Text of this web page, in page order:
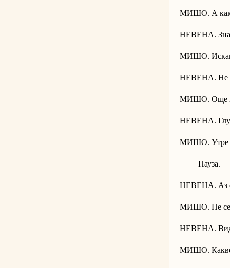
МИШО. А
НЕВЕНА.
МИШО. Искам
НЕВЕНА. Не
МИШО. Още
НЕВЕНА.
МИШО. Утре
Пауза.
НЕВЕНА. Аз
МИШО. Не се
НЕВЕНА.
МИШО. Какво